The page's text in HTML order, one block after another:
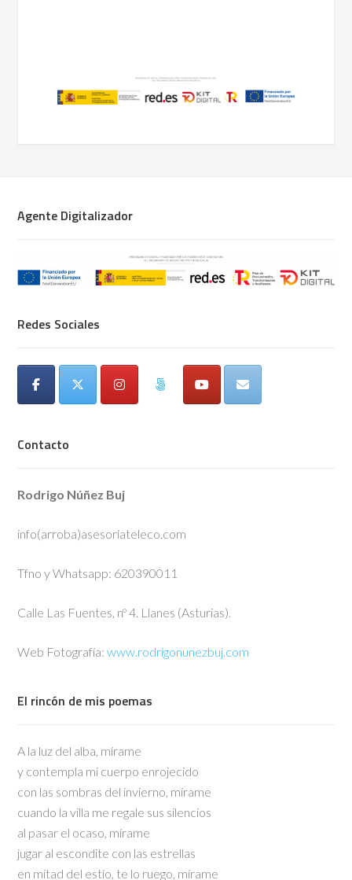
Agente Digitalizador
Redes Sociales
Contacto
Rodrigo Núñez Buj
info(arroba)asesoriateleco.com
Tfno y Whatsapp: 620390011
Calle Las Fuentes, nº 4. Llanes (Asturias).
Web Fotografía:www.rodrigonunezbuj.com
El rincón de mis poemas
A la luz del alba, mírame
y contempla mi cuerpo enrojecido
con las sombras del invierno, mírame
cuando la villa me regale sus silencios
al pasar el ocaso, mírame
jugar al escondite con las estrellas
en mitad del estío, te lo ruego, mírame